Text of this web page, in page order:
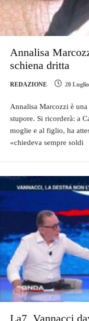
Annalisa
schiena dritta
REDAZIONE 20
Annalisa Marcozzi è
stupore. Si ricorderà: a
moglie e al figlio, ha
«chiedeva sempre soldi
La7, Vannacci